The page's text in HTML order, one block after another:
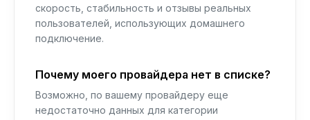
скорость, стабильность и отзывы реальных
пользователей, использующих домашнего
подключение.
Почему моего провайдера нет в списке?
Возможно, по вашему провайдеру еще
недостаточно данных для категории